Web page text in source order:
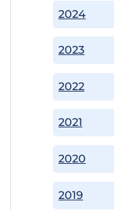
2019
2020
2021
2022
2023
2024